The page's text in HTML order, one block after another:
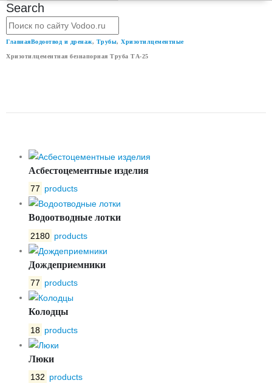
Search
ГлавнаяВодоотвод и дренаж, Трубы, Хризотилцементные
Хризотилцементная безнапорная Труба ТА-25
Асбестоцементные изделия
77 products
Водоотводные лотки
2180 products
Дождеприемники
77 products
Колодцы
18 products
Люки
132 products